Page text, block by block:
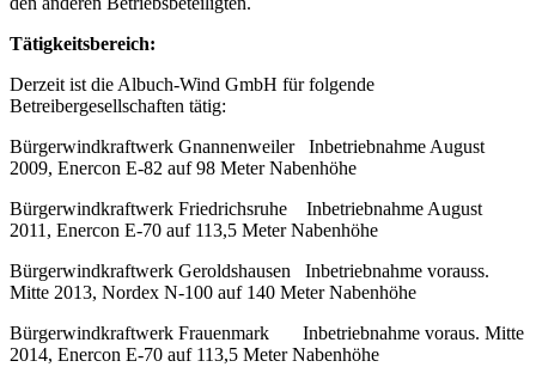
Tätigkeitsbereich:
Derzeit ist die Albuch-Wind GmbH für folgende
Betreibergesellschaften tätig:
Bürgerwindkraftwerk Gnannenweiler Inbetriebnahme August
2009, Enercon E-82 auf 98 Meter Nabenhöhe
Bürgerwindkraftwerk Friedrichsruhe Inbetriebnahme August
2011, Enercon E-70 auf 113,5 Meter Nabenhöhe
Bürgerwindkraftwerk Geroldshausen Inbetriebnahme vorauss.
Mitte 2013, Nordex N-100 auf 140 Meter Nabenhöhe
Bürgerwindkraftwerk Frauenmark Inbetriebnahme voraus. Mitte
2014, Enercon E-70 auf 113,5 Meter Nabenhöhe